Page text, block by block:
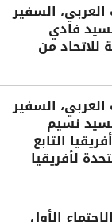
العربي، السفير
فادي
للاتحاد من
العربي، السفير
نسيم
التابع
لأفريقيا